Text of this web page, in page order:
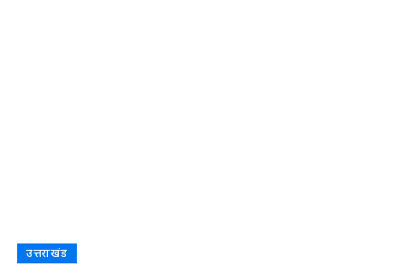
उत्तराखंड